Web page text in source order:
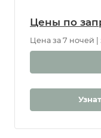
Цены по
Цена за 7 ночей |